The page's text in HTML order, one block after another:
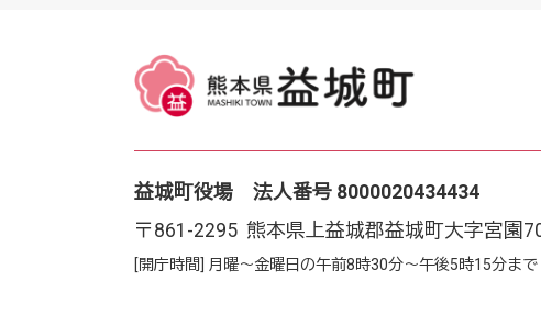
益城町役場 法人番号 8000020434434
〒861-2295 熊本県上益城郡益城町大字宮園
[開庁時間] 月曜～金曜日の午前8時30分～午後5時15分まで